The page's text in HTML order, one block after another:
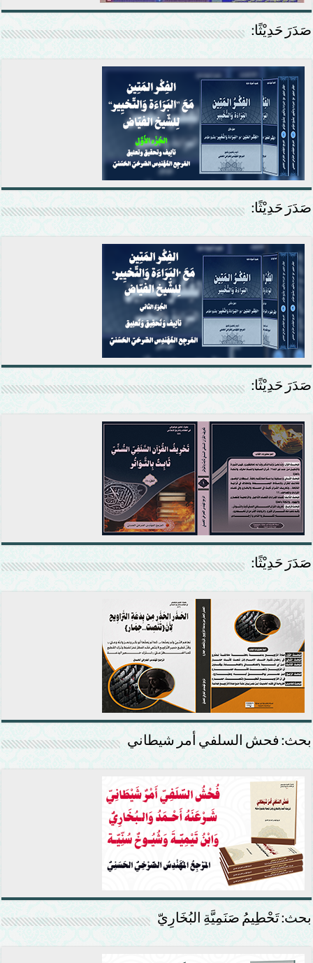
صَدَرَ حَدِيْثًا:
صَدَرَ حَدِيْثًا:
صَدَرَ حَدِيْثًا:
صَدَرَ حَدِيْثًا:
بحث: فحش السلفي أمر شيطاني
بحث: تَحْطِيمُ صَنَمِيَّةِ البُخَارِيّ